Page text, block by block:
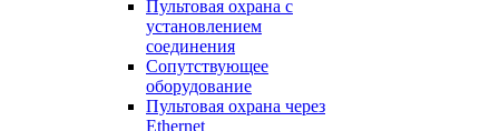
Пультовая охрана с
установлением
соединения
Сопутствующее
оборудование
Пультовая охрана через
Ethernet